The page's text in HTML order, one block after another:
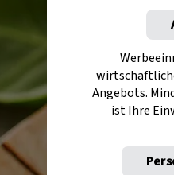
Angebots.
ist Ihre